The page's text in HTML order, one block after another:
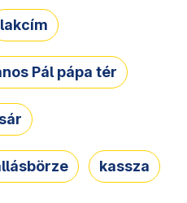
lakcím
Pál pápa tér
kassza